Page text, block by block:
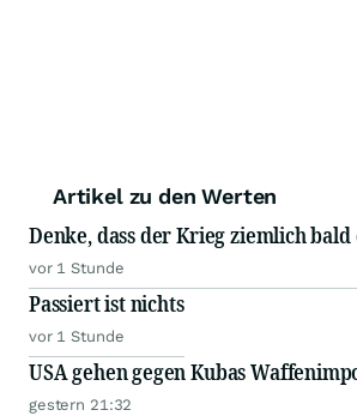
Artikel zu den Werten
Denke, dass der Krieg ziemlich bald
vor 1 Stunde
Passiert ist nichts
vor 1 Stunde
USA gehen gegen Kubas
gestern 21:32